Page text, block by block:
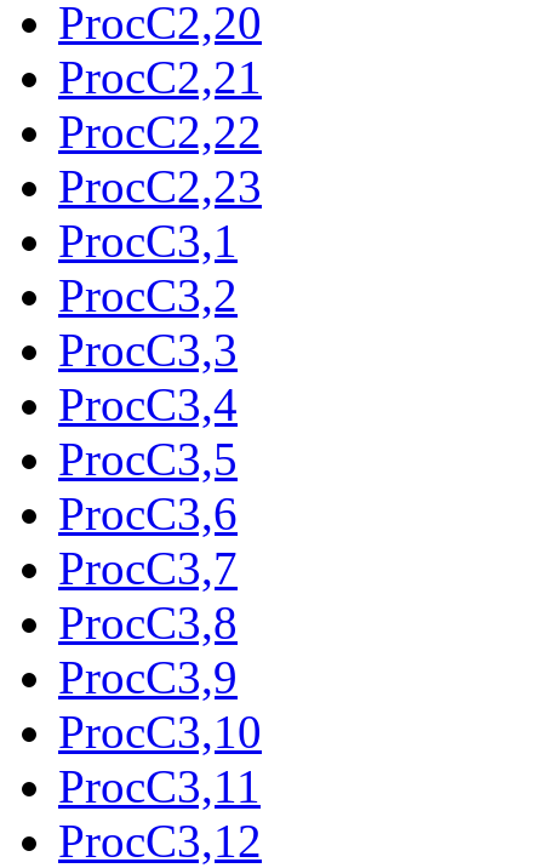
ProcC2,20
ProcC2,21
ProcC2,22
ProcC2,23
ProcC3,1
ProcC3,2
ProcC3,3
ProcC3,4
ProcC3,5
ProcC3,6
ProcC3,7
ProcC3,8
ProcC3,9
ProcC3,10
ProcC3,11
ProcC3,12